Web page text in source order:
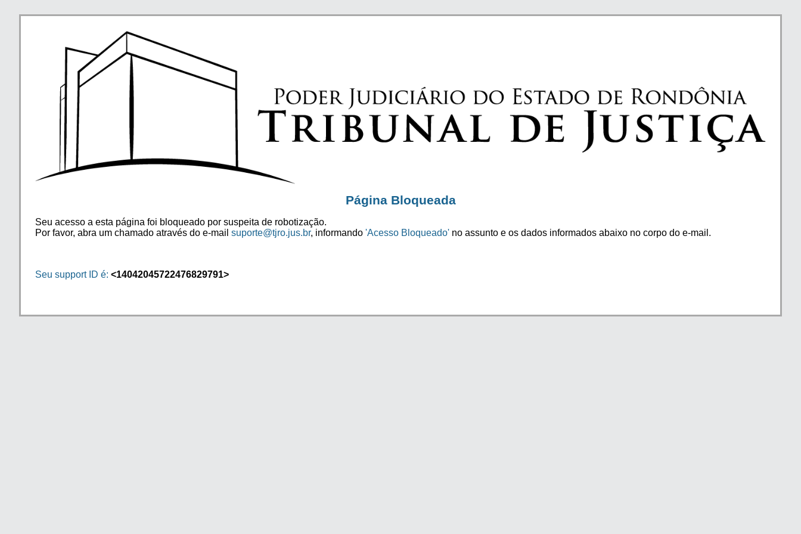
Página Bloqueada
Seu acesso a esta página foi bloqueado por suspeita de robotização.
Por favor, abra um chamado através do e-mail suporte@tjro.jus.br, informando 'Acesso Bloqueado' no assunto e os dados informados abaixo no corpo do e-mail.
Seu support ID é: <14042045722476829791>